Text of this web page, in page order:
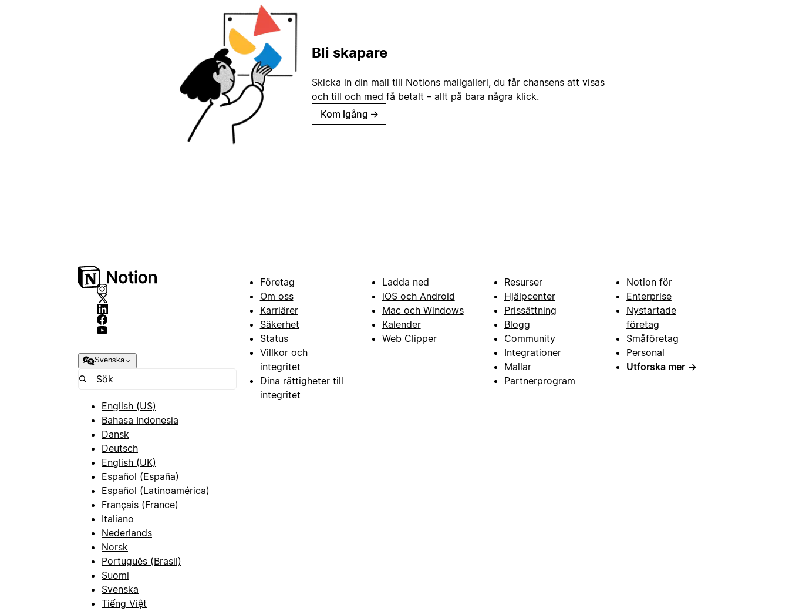
Bli skapare
Skicka in din mall till Notions mallgalleri, du får chansens att visas
och till och med få betalt – allt på bara några klick.
Kom igång →
Svenska
English (US)
Bahasa Indonesia
Dansk
Deutsch
English (UK)
Español (España)
Español (Latinoamérica)
Français (France)
Italiano
Nederlands
Norsk
Português (Brasil)
Suomi
Svenska
Tiếng Việt
Företag
Om oss
Karriärer
Säkerhet
Status
Villkor och
integritet
Dina rättigheter till
integritet
Ladda ned
iOS och Android
Mac och Windows
Kalender
Web Clipper
Resurser
Hjälpcenter
Prissättning
Blogg
Community
Integrationer
Mallar
Partnerprogram
Notion för
Enterprise
Nystartade
företag
Småföretag
Personal
Utforska mer →